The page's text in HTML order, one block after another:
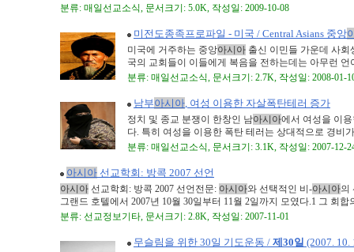
분류: 매일선교소식, 문서크기: 5.0K, 작성일: 2009-10-08
미전도종족프로파일 - 미국 / Central Asians 중앙
미국에 거주하는 중앙아시아 출신 이민들 가운데 사
국의 교회들이 이들에게 복음을 전하는데는 아무런
분류: 매일선교소식, 문서크기: 2.7K, 작성일: 2008-01-
남부아시아, 여성 이용한 자살폭탄테러 증가
정치 및 종교 분쟁이 한창인 남아시아에서 여성을 이
다. 특히 여성을 이용한 폭탄 테러는 상대적으로 경비
분류: 매일선교소식, 문서크기: 3.1K, 작성일: 2007-12-
아시아 선교학회: 방콕 2007 선언
아시아 선교학회: 방콕 2007 선언전문: 아시아와 선택적인 비-아시아의
그랜드 호텔에서 2007년 10월 30일부터 11월 2일까지 모였다.1 그 회합
분류: 선교정보기타, 문서크기: 2.8K, 작성일: 2007-11-01
무슬림을 위한 30일 기도운동 / 제30일 (2007. 10.